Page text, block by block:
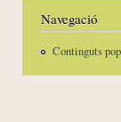
Navegació
Continguts